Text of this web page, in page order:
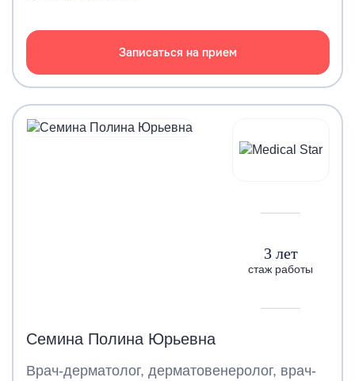
Записаться на прием
3 лет
стаж работы
Семина Полина Юрьевна
Врач-дерматолог, дерматовенеролог, врач-